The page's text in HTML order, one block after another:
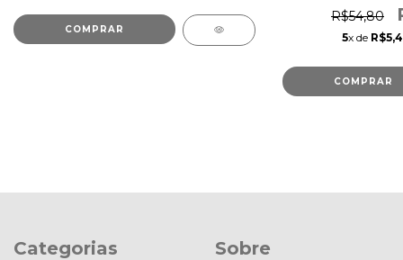
COMPRAR
R$54,80
5x de
COMPRAR
Categorias Sobre